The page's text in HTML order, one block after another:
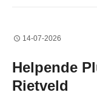
14-07-2026
Helpende
Rietveld